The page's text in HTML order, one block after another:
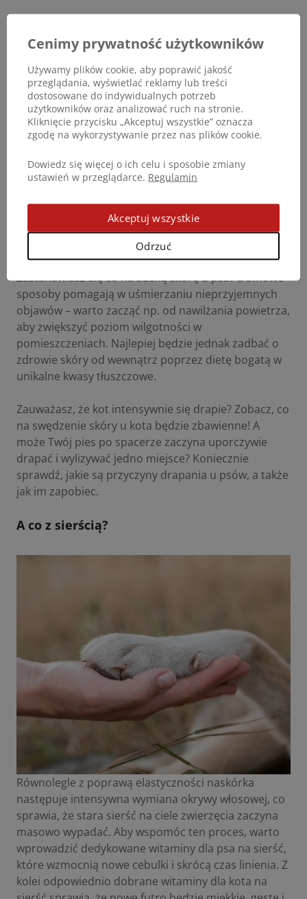
a takżeśrodki dla kota, inwestujesz w komfort życia
chemii. Kompleksowe podejście do zdrowia układu
ruchu to najlepszy prezent, jaki możesz podarować
przyjacielowi po mroźnych miesiącach!
Dbanie o skórę po zimie
Kolejnym krokiem w wiosennej pielęgnacji jest
to powszechny efekt uboczny sezonu grzewczego.
Niska wilgotność w domach sprawia, że naturalna
hydro-lipidowa warstwa ochronna znika, co
prowadzi do swędzenia i uporczywego drapania.
Zastanawiasz się co na suchą skórę u psa? Domowe
sposoby pomagają w uśmierzaniu nieprzyjemnych
objawów – warto zacząć np. od nawilżania powietrza,
aby zwiększyć poziom wilgotności w
pomieszczeniach. Najlepiej będzie jednak zadbać o
zdrowie skóry od wewnątrz poprzez dietę bogatą w
unikalne kwasy tłuszczowe.
Zauważasz, że kot intensywnie się drapie? Zobacz, co
na swędzenie skóry u kota będzie zbawienne! A
może Twój pies po spacerze zaczyna uporczywie
drapać i wylizywać jedno miejsce? Koniecznie
sprawdź, jakie są przyczyny drapania u psów, a także
jak im zapobiec.
A co z sierścią?
Równolegle z poprawą elastyczności naskórka
następuje intensywna wymiana okrywy włosowej, co
sprawia, że stara sierść na ciele zwierzęcia zaczyna
masowo wypadać. Aby wspomóc ten proces, warto
wprowadzić dedykowane witaminy dla psa na sierść,
które wzmocnią nowe cebulki i skrócą czas linienia. Z
kolei odpowiednio dobrane witaminy dla kota na
Cenimy prywatność użytkowników
Używamy plików cookie, aby poprawić jakość
przeglądania, wyświetlać reklamy lub treści
dostosowane do indywidualnych potrzeb
użytkowników oraz analizować ruch na stronie.
Kliknięcie przycisku „Akceptuj wszystkie” oznacza
zgodę na wykorzystywanie przez nas plików cookie.
Dowiedz się więcej o ich celu i sposobie zmiany
ustawień w przeglądarce. Regulamin
Odrzuć
Akceptuj wszystkie